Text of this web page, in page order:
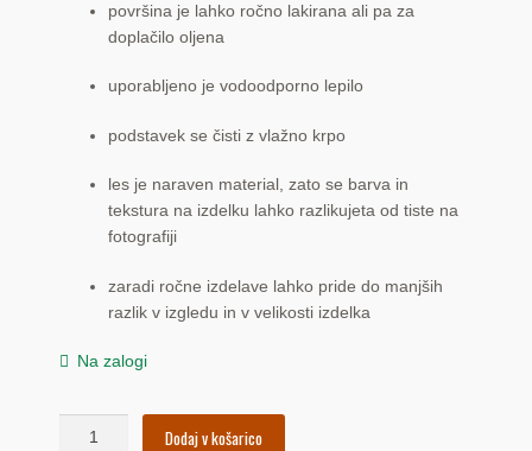
površina je lahko ročno lakirana ali pa za
doplačilo oljena
uporabljeno je vodoodporno lepilo
podstavek se čisti z vlažno krpo
les je naraven material, zato se barva in
tekstura na izdelku lahko razlikujeta od tiste na
fotografiji
zaradi ročne izdelave lahko pride do manjših
razlik v izgledu in v velikosti izdelka
Na zalogi
Dodaj v košarico